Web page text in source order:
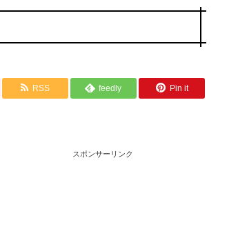
RSS feedly Pin it
スポンサーリンク